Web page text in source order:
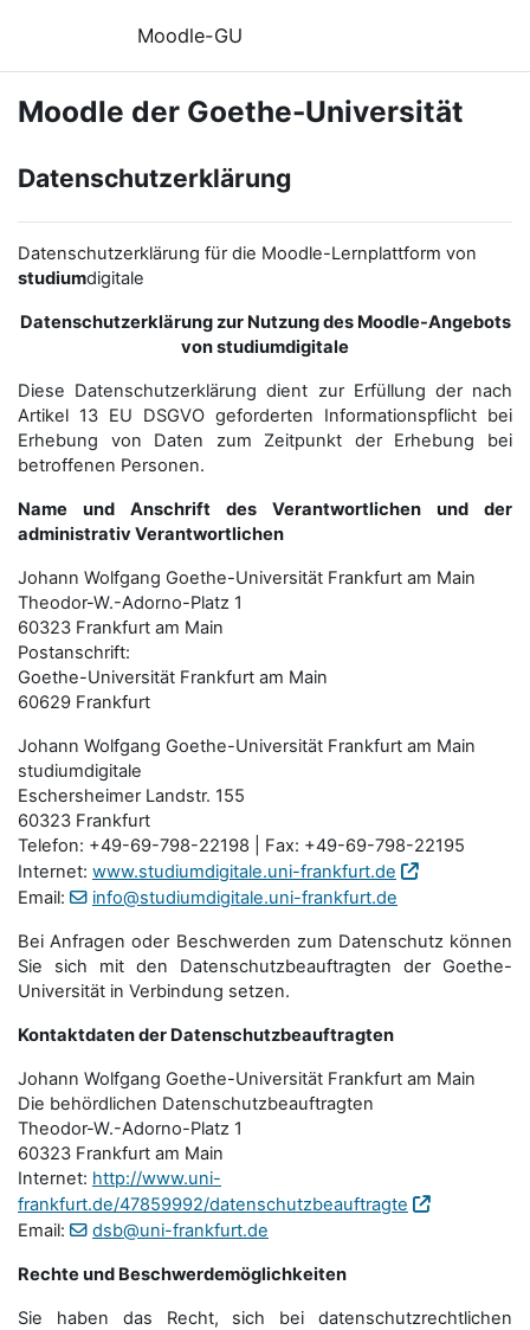
Moodle-GU
Moodle der Goethe-Universität
Datenschutzerklärung
Datenschutzerklärung für die Moodle-Lernplattform von
studiumdigitale
Datenschutzerklärung zur Nutzung des Moodle-Angebots
von studiumdigitale
Diese Datenschutzerklärung dient zur Erfüllung der nach
Artikel 13 EU DSGVO geforderten Informationspflicht bei
Erhebung von Daten zum Zeitpunkt der Erhebung bei
betroffenen Personen.
Name und Anschrift des Verantwortlichen und der
administrativ Verantwortlichen
Johann Wolfgang Goethe-Universität Frankfurt am Main
Theodor-W.-Adorno-Platz 1
60323 Frankfurt am Main
Postanschrift:
Goethe-Universität Frankfurt am Main
60629 Frankfurt
Johann Wolfgang Goethe-Universität Frankfurt am Main
studiumdigitale
Eschersheimer Landstr. 155
60323 Frankfurt
Telefon: +49-69-798-22198 | Fax: +49-69-798-22195
Internet: www.studiumdigitale.uni-frankfurt.de
Email:
info@studiumdigitale.uni-frankfurt.de
Bei Anfragen oder Beschwerden zum Datenschutz können
Sie sich mit den Datenschutz­beauftragten der Goethe-
Universität in Verbindung setzen.
Kontaktdaten der Datenschutzbeauftragten
Johann Wolfgang Goethe-Universität Frankfurt am Main
Die behördlichen Datenschutzbeauftragten
Theodor-W.-Adorno-Platz 1
60323 Frankfurt am Main
Internet: http://www.uni-
frankfurt.de/47859992/datenschutzbeauftragte
Email:
dsb@uni-frankfurt.de
Rechte und Beschwerdemöglichkeiten
Sie haben das Recht, sich bei datenschutzrechtlichen